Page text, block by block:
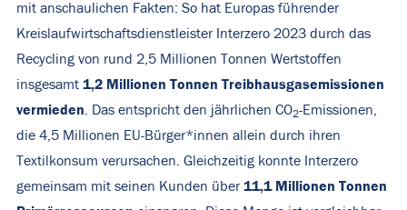
mit anschaulichen Fakten: So hat Europas führender
Kreislaufwirtschaftsdienstleister Interzero 2023 durch das
Recycling von rund 2,5 Millionen Tonnen Wertstoffen
insgesamt 1,2 Millionen Tonnen Treibhausgasemissionen
vermieden . Das entspricht den jährlichen CO2-Emissionen,
die 4,5 Millionen EU-Bürger*innen allein durch ihren
Textilkonsum verursachen. Gleichzeitig konnte Interzero
gemeinsam mit seinen Kunden über11,1 Millionen Tonnen